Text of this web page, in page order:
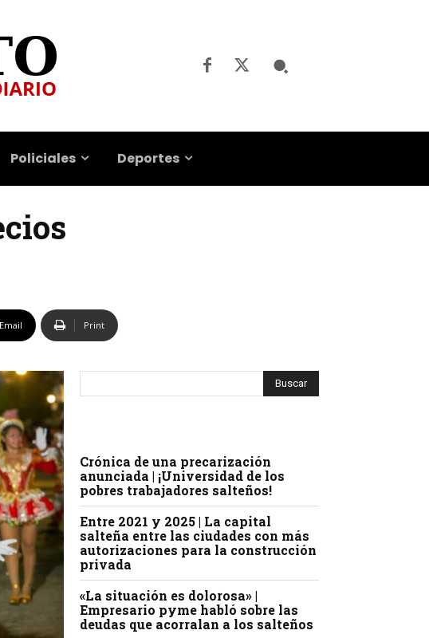
Policiales Deportes
Email Print
Crónica de una precarización
anunciada | ¡Universidad de los
pobres trabajadores salteños!
Entre 2021 y 2025 | La capital
salteña entre las ciudades con más
autorizaciones para la construcción
privada
«La situación es dolorosa» |
Empresario pyme habló sobre las
deudas que acorralan a los salteños